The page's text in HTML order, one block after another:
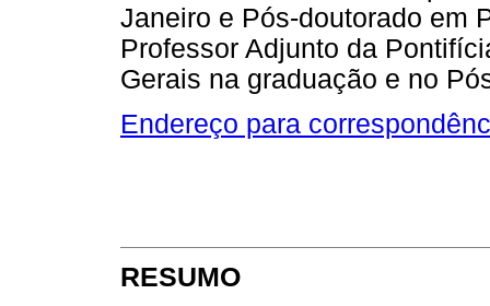
Janeiro e Pós-doutorado em
Professor Adjunto da
Gerais na graduação e no
Endereço para
RESUMO